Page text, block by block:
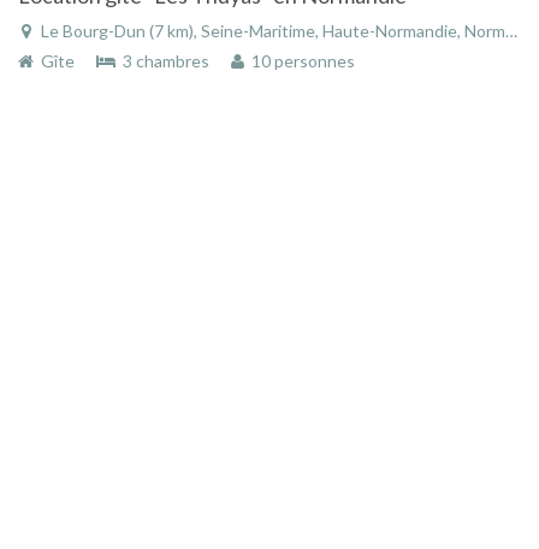
Le Bourg-Dun (7 km), Seine-Maritime, Haute-Normandie, Normandie, France
Gîte
3 chambres 10 personnes